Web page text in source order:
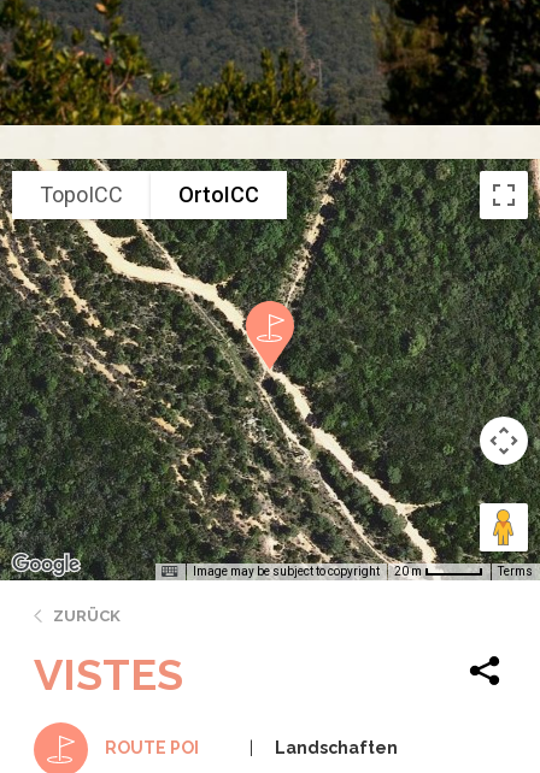
TopoICC OrtoICC
Image may be subject to copyright 20 m Terms
ZURÜCK
VISTES
ROUTE POI Landschaften